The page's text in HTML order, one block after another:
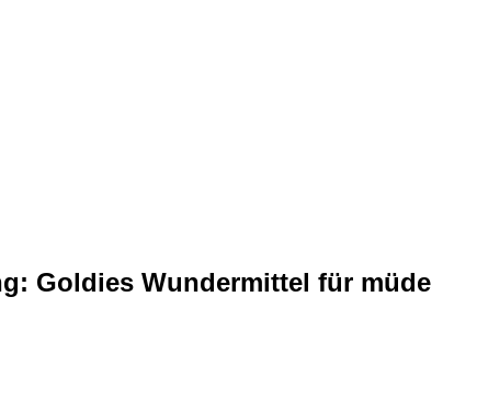
Goldies Wundermittel für müde